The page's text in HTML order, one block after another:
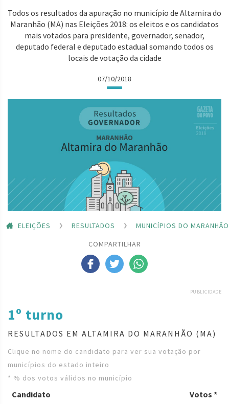
Todos os resultados da apuração no município de Altamira do
Maranhão (MA) nas Eleições 2018: os eleitos e os candidatos
mais votados para presidente, governador, senador,
deputado federal e deputado estadual somando todos os
locais de votação da cidade
07/10/2018
ELEIÇÕES RESULTADOS
MUNICÍPIOS DO MARANHÃO
COMPARTILHAR
PUBLICIDADE
1º turno
RESULTADOS EM ALTAMIRA DO MARANHÃO (MA)
Clique no nome do candidato para ver sua votação por
municípios do estado inteiro
* % dos votos válidos no município
Candidato Votos *